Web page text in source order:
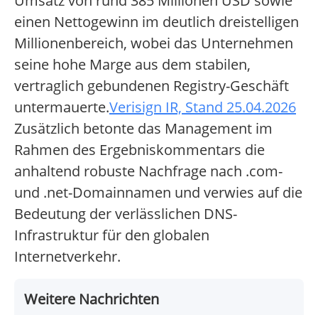
einen Nettogewinn im deutlich dreistelligen
Millionenbereich, wobei das Unternehmen
seine hohe Marge aus dem stabilen,
vertraglich gebundenen Registry-Geschäft
untermauerte.Verisign IR, Stand 25.04.2026
Zusätzlich betonte das Management im
Rahmen des Ergebniskommentars die
anhaltend robuste Nachfrage nach .com-
und .net-Domainnamen und verwies auf die
Bedeutung der verlässlichen DNS-
Infrastruktur für den globalen
Internetverkehr.
Weitere Nachrichten